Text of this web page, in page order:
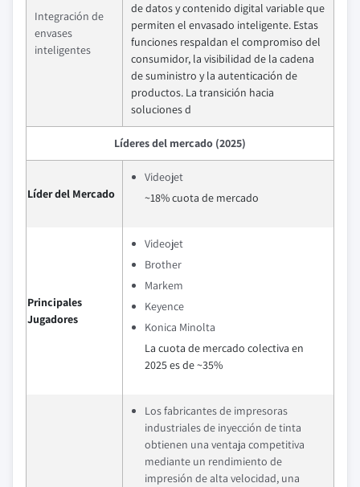
Integración de
envases
inteligentes
de datos y contenido digital variable que
permiten el envasado inteligente. Estas
funciones respaldan el compromiso del
consumidor, la visibilidad de la cadena
de suministro y la autenticación de
productos. La transición hacia
soluciones d
Líderes del mercado (2025)
Líder del Mercado
Videojet
~18% cuota de mercado
Principales
Jugadores
Videojet
Brother
Markem
Keyence
Konica Minolta
La cuota de mercado colectiva en
2025 es de ~35%
Los fabricantes de impresoras
industriales de inyección de tinta
obtienen una ventaja competitiva
mediante un rendimiento de
impresión de alta velocidad, una